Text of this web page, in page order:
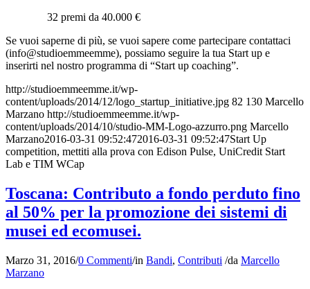
32 premi da 40.000 €
Se vuoi saperne di più, se vuoi sapere come partecipare contattaci
(info@studioemmeemme), possiamo seguire la tua Start up e
inserirti nel nostro programma di “Start up coaching”.
http://studioemmeemme.it/wp-
content/uploads/2014/12/logo_startup_initiative.jpg 82 130 Marcello
Marzano http://studioemmeemme.it/wp-
content/uploads/2014/10/studio-MM-Logo-azzurro.png Marcello
Marzano2016-03-31 09:52:472016-03-31 09:52:47Start Up
competition, mettiti alla prova con Edison Pulse, UniCredit Start
Lab e TIM WCap
Toscana: Contributo a fondo perduto fino
al 50% per la promozione dei sistemi di
musei ed ecomusei.
Marzo 31, 2016/0 Commenti/in Bandi, Contributi /da Marcello
Marzano